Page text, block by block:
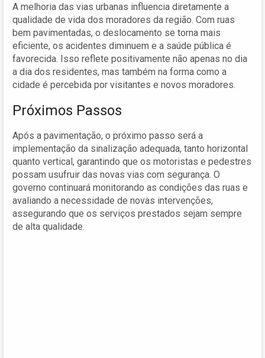
A melhoria das vias urbanas influencia diretamente a
qualidade de vida dos moradores da região. Com ruas
bem pavimentadas, o deslocamento se torna mais
eficiente, os acidentes diminuem e a saúde pública é
favorecida. Isso reflete positivamente não apenas no dia
a dia dos residentes, mas também na forma como a
cidade é percebida por visitantes e novos moradores.
Próximos Passos
Após a pavimentação, o próximo passo será a
implementação da sinalização adequada, tanto horizontal
quanto vertical, garantindo que os motoristas e pedestres
possam usufruir das novas vias com segurança. O
governo continuará monitorando as condições das ruas e
avaliando a necessidade de novas intervenções,
assegurando que os serviços prestados sejam sempre
de alta qualidade.